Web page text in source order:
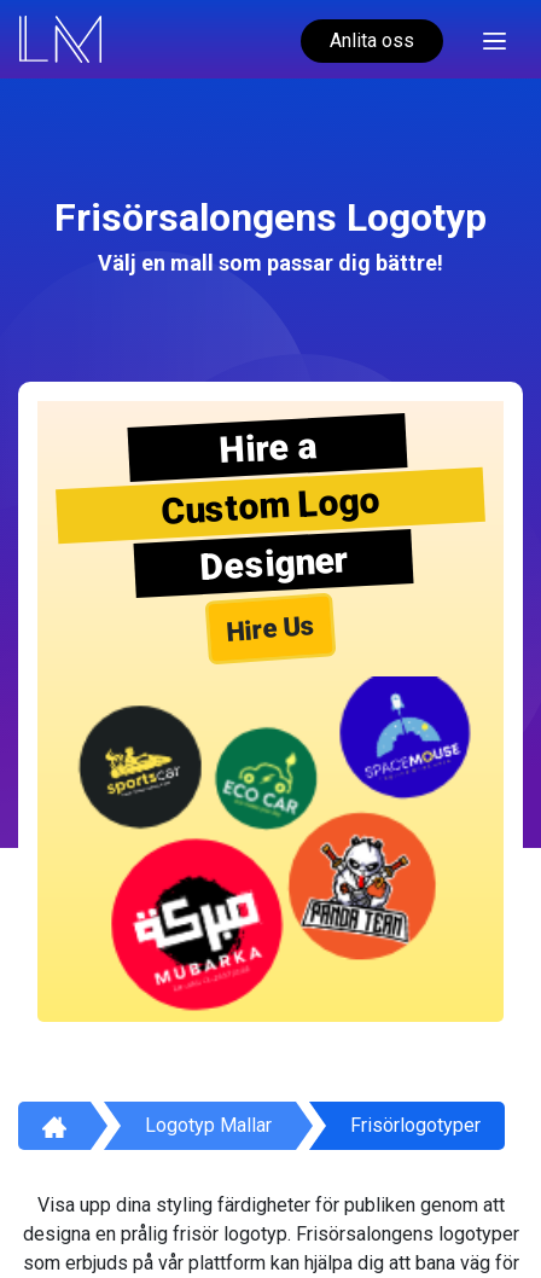
Anlita oss
Frisörsalongens Logotyp
Välj en mall som passar dig bättre!
Hire a
Custom Logo
Designer
Hire Us
Logotyp Mallar Frisörlogotyper
Visa upp dina styling färdigheter för publiken genom att
designa en prålig frisör logotyp. Frisörsalongens logotyper
som erbjuds på vår plattform kan hjälpa dig att bana väg för